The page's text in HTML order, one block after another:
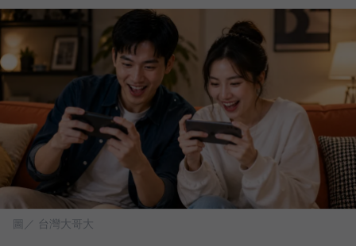
圖／ 台灣大哥大